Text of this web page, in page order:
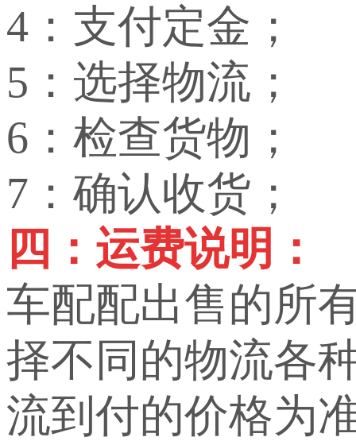
4：支付定金；
5：选择物流；
6：检查货物；
7：确认收货；
四：运费说明：
车配配出售的所
择不同的物流各
流到付的价格为